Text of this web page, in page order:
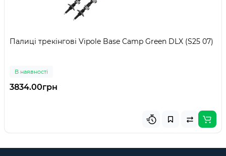
Палиці трекінгові Vipole Base Camp Green DLX (S25 07)
В наявності
3834.00грн